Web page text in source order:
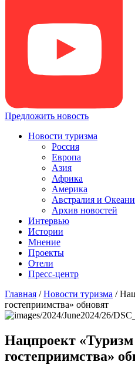
Предложить новость
Новости туризма
Россия
Европа
Азия
Африка
Америка
Австралия и
Архив новостей
Интервью
Истории
Мнение
Проекты
Отели
Пресс-центр
Главная /Новости туризма /
гостеприимства» обновят
Нацпроект
гостеприимства»